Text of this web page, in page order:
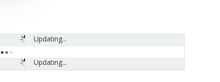
Updating...
Updating...